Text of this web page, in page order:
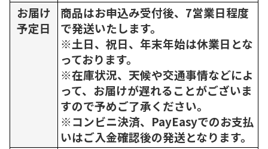
お届け
予定日
商品はお申込み受付後、7営業日程度
で発送いたします。
※土日、祝日、年末年始は休業日とな
っております。
※在庫状況、天候や交通事情などによ
って、お届けが遅れることがございま
すので予めご了承ください。
※コンビニ決済、PayEasyでのお支払
いはご入金確認後の発送となります。